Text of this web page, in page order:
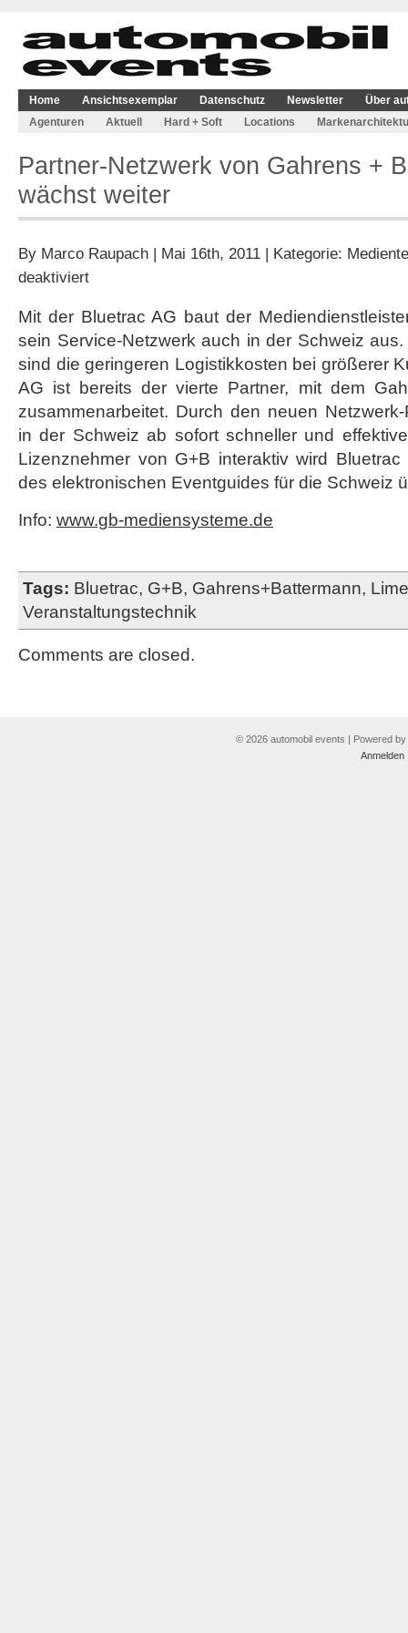
Home Ansichtsexemplar Datenschutz Newsletter
Über
Agenturen
Aktuell Hard + Soft Locations
Partner-Netzwerk von Gahrens +
wächst weiter
By Marco Raupach | Mai 16th, 2011 | Kategorie:
deaktiviertfür
von
Gahrens
Battermann
wächst
Mit der Bluetrac AG baut der
sein Service-Netzwerk auch in der Schweiz
sind die geringeren Logistikkosten bei größerer
AG ist bereits der vierte Partner, mit dem
zusammenarbeitet. Durch den neuen
in der Schweiz ab sofort schneller und
Lizenznehmer von G+B interaktiv wird
des elektronischen Eventguides für die Schweiz
Info: www.gb-mediensysteme.de
Tags: Bluetrac, G+B, Gahrens+Battermann,
Veranstaltungstechnik
Comments are closed.
© 2026 automobil events | Powered by
Anmelden|